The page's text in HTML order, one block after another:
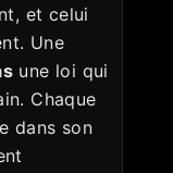
et celui
Une
une loi qui
Chaque
dans son